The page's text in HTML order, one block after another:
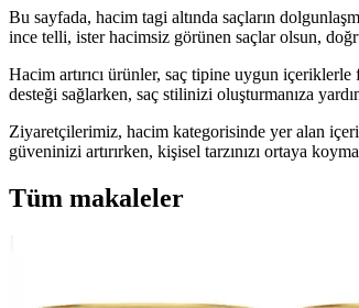
Bu sayfada, hacim tagi altında saçların
ince telli, ister hacimsiz görünen saçlar olsun,
Hacim artırıcı ürünler, saç tipine uygun
desteği sağlarken, saç stilinizi oluşturmanıza
Ziyaretçilerimiz, hacim kategorisinde yer alan
güveninizi artırırken, kişisel tarzınızı ortaya
Tüm makaleler